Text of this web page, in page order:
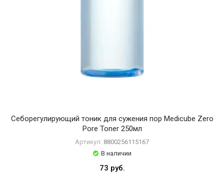
Себорегулирующий тоник для сужения пор Medicube Zero
Pore Toner 250мл
Артикул: 8800256115167
В наличии
73 руб.